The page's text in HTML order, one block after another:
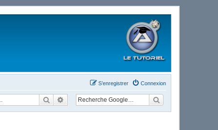
Connexion
S’enregistrer
RechercherRecherche avancée